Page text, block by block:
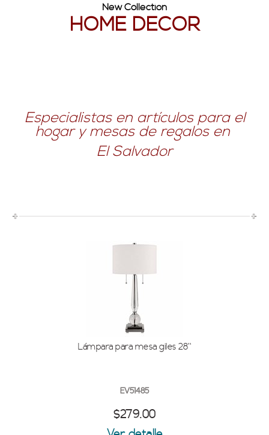
New Collection
HOME DECOR
Especialistas en artículos para el
hogar y mesas de regalos en
El Salvador
Lámpara para mesa giles 28''
EV51485
$279.00